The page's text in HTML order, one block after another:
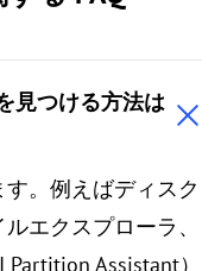
見つける方法は
。例えばディスク
エクスプローラ、
Assistant）